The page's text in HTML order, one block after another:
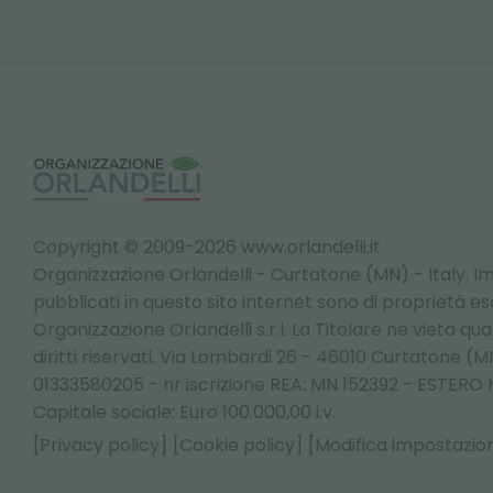
Copyright © 2009-2026 www.orlandelli.it
Organizzazione Orlandelli - Curtatone (MN) - Italy.
pubblicati in questo sito internet sono di proprietà
Organizzazione Orlandelli s.r.l. La Titolare ne vieta
diritti riservati. Via Lombardi 26 - 46010 Curtatone
01333580205 - nr iscrizione REA: MN 152392 -
Capitale sociale: Euro 100.000,00 i.v.
[Privacy policy]
[Cookie policy] [Modifica